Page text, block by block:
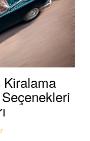
Kiralama